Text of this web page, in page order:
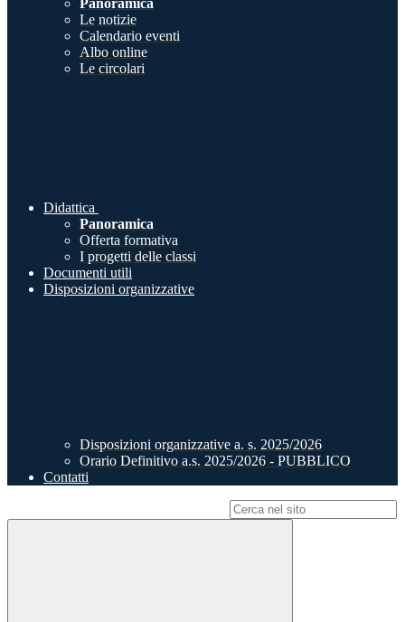
Panoramica
Le notizie
Calendario eventi
Albo online
Le circolari
Didattica
Panoramica
Offerta formativa
I progetti delle classi
Documenti utili
Disposizioni organizzative
Disposizioni organizzative a. s. 2025/2026
Orario Definitivo a.s. 2025/2026 - PUBBLICO
Contatti